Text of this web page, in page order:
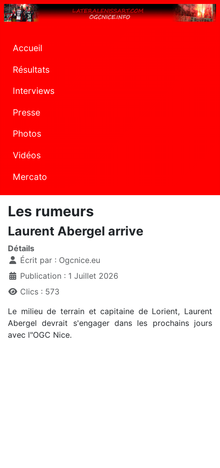
Accueil
Résultats
Interviews
Presse
Photos
Vidéos
Mercato
Les rumeurs
Laurent Abergel arrive
Détails
Écrit par : Ogcnice.eu
Publication : 1 Juillet 2026
Clics : 573
Le milieu de terrain et capitaine de Lorient, Laurent
Abergel devrait s'engager dans les prochains jours
avec l"OGC Nice.